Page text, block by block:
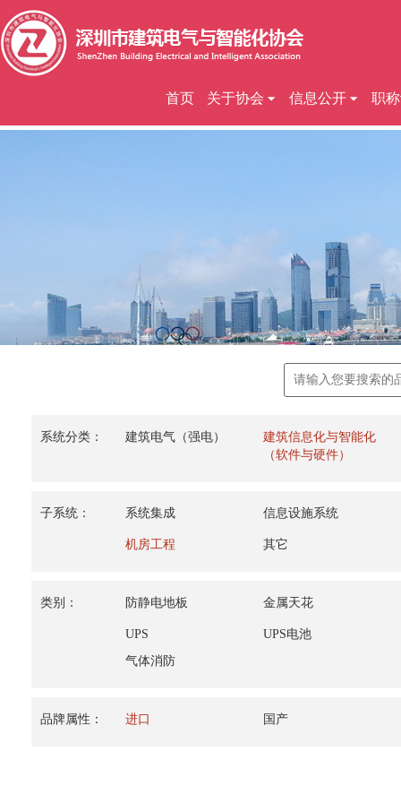
首页 关于协会 信息公开 职
系统分类： 建筑电气（强电）
建筑信息化与智能化
（软件与硬件）
子系统： 系统集成 信息设施系统
机房工程 其它
类别： 防静电地板 金属天花
UPS
UPS电池
气体消防
品牌属性： 进口 国产